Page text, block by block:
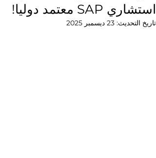
استشاري SAP معتمد دوليا!
تاريخ التحديث: 23 ديسمبر 2025